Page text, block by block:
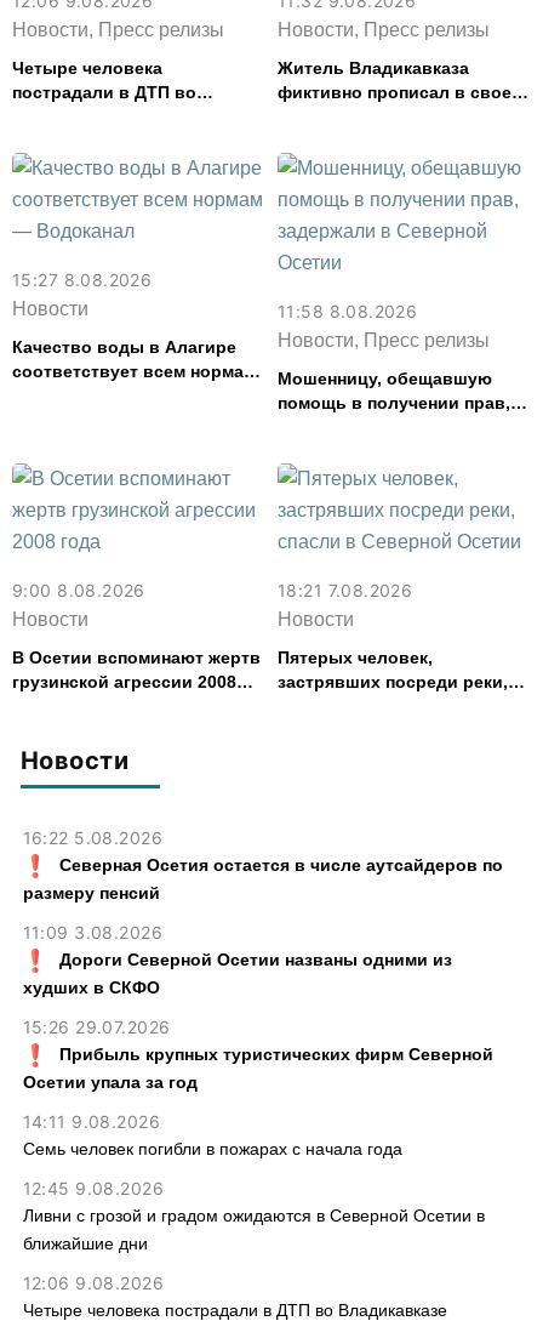
Новости
16:22 5.08.2026
Северная Осетия остается в числе аутсайдеров по
размеру пенсий
11:09 3.08.2026
Дороги Северной Осетии названы одними из
худших в СКФО
15:26 29.07.2026
Прибыль крупных туристических фирм Северной
Осетии упала за год
14:11 9.08.2026
Семь человек погибли в пожарах с начала года
12:45 9.08.2026
Ливни с грозой и градом ожидаются в Северной Осетии в
ближайшие дни
12:06 9.08.2026
Четыре человека пострадали в ДТП во Владикавказе
Новости, Пресс релизы
Четыре человека
пострадали в ДТП во
Новости, Пресс релизы
Житель Владикавказа
фиктивно прописал в своем
15:27 8.08.2026
Новости
Качество воды в Алагире
соответствует всем нормам
11:58 8.08.2026
Новости, Пресс релизы
Мошенницу, обещавшую
помощь в получении прав,
9:00 8.08.2026
Новости
В Осетии вспоминают жертв
грузинской агрессии 2008
18:21 7.08.2026
Новости
Пятерых человек,
застрявших посреди реки,